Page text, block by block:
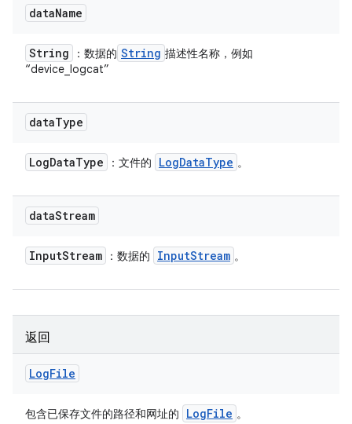
dataName
String ：数据的 String 描述性名称，例如
“device_logcat”
dataType
LogDataType ：文件的 LogDataType 。
dataStream
InputStream ：数据的 InputStream 。
返回
LogFile
包含已保存文件的路径和网址的 LogFile 。